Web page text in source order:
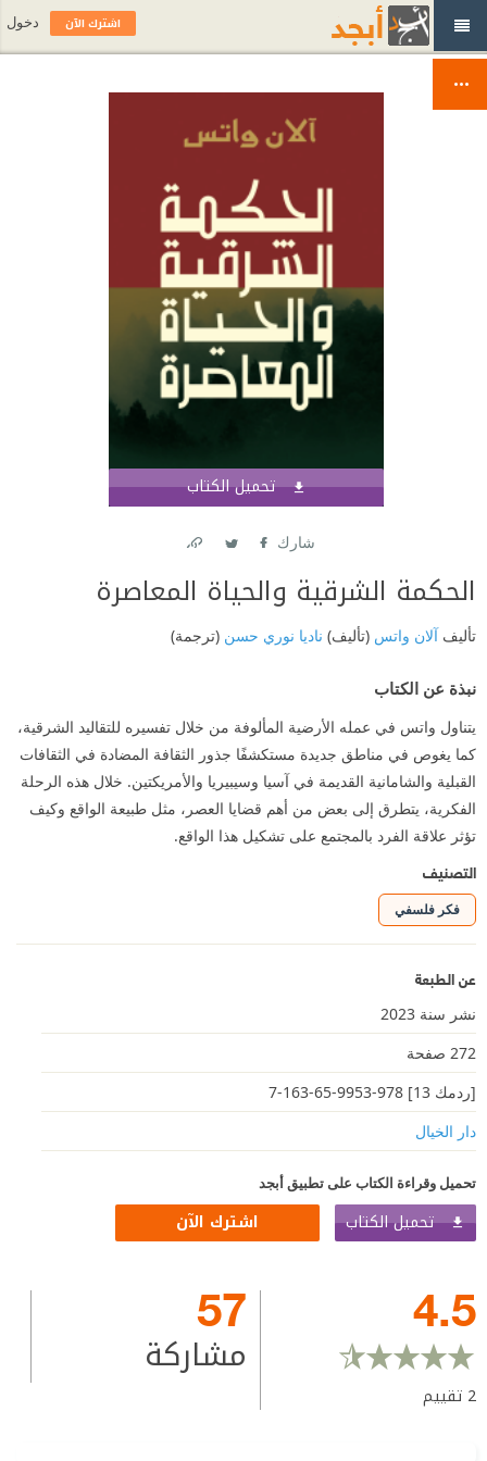
تحميل الكتاب
شارك
الحكمة الشرقية والحياة المعاصرة
تأليفآلان واتس (تأليف) ناديا نوري حسن (ترجمة)
نبذة عن الكتاب
يتناول واتس في عمله الأرضية المألوفة من خلال تفسيره للتقاليد الشرقية،
كما يغوص في مناطق جديدة مستكشفًا جذور الثقافة المضادة في الثقافات
القبلية والشامانية القديمة في آسيا وسيبيريا والأمريكتين. خلال هذه الرحلة
الفكرية، يتطرق إلى بعض من أهم قضايا العصر، مثل طبيعة الواقع وكيف
تؤثر علاقة الفرد بالمجتمع على تشكيل هذا الواقع.
التصنيف
فكر فلسفي
عن الطبعة
نشر سنة 2023
272 صفحة
[ردمك 13] 978-9953-65-163-7
دار الخيال
تحميل وقراءة الكتاب على تطبيق أبجد
تحميل الكتاب اشترك الآن
4.5
2 تقييم
57
مشاركة
اشترك الآن دخول